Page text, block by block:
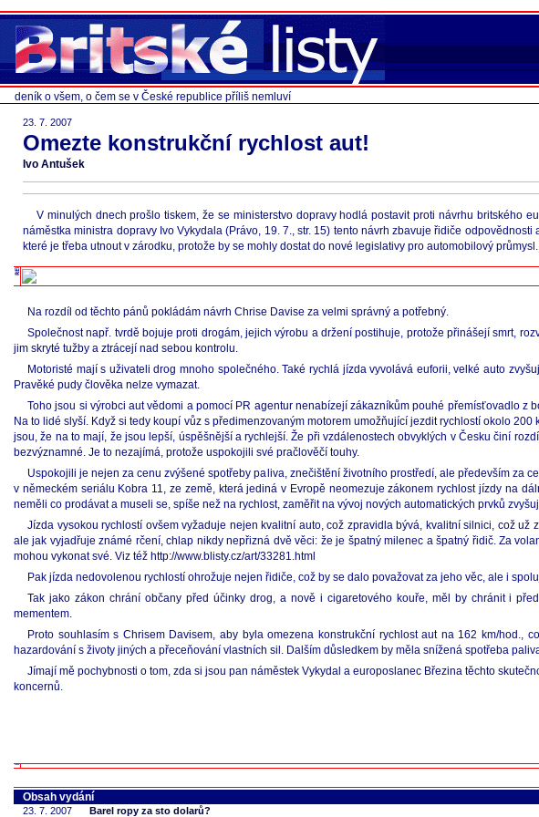
deník o všem, o čem se v České republice příliš nemluví
23. 7. 2007
Omezte konstrukční rychlost aut!
Ivo Antušek
V minulých dnech prošlo tiskem, že se ministerstvo dopravy hodlá postavit proti návrhu britského
náměstka ministra dopravy Ivo Vykydala (Právo, 19. 7., str. 15) tento návrh zbavuje řidiče
které je třeba utnout v zárodku, protože by se mohly dostat do nové legislativy pro automobilový průmysl.
Na rozdíl od těchto pánů pokládám návrh Chrise Davise za velmi správný a potřebný.
Společnost např. tvrdě bojuje proti drogám, jejich výrobu a držení postihuje, protože přinášejí smrt,
jim skryté tužby a ztrácejí nad sebou kontrolu.
Motoristé mají s uživateli drog mnoho společného. Také rychlá jízda vyvolává euforii, velké auto
Pravěké pudy člověka nelze vymazat.
Toho jsou si výrobci aut vědomi a pomocí PR agentur nenabízejí zákazníkům pouhé přemísťovadlo z
Na to lidé slyší. Když si tedy koupí vůz s předimenzovaným motorem umožňující jezdit rychlostí okolo
jsou, že na to mají, že jsou lepší, úspěšnější a rychlejší. Že při vzdálenostech obvyklých v Česku činí
bezvýznamné. Je to nezajímá, protože uspokojili své pračlověčí touhy.
Uspokojili je nejen za cenu zvýšené spotřeby paliva, znečištění životního prostředí, ale především za
v německém seriálu Kobra 11, ze země, která jediná v Evropě neomezuje zákonem rychlost jízdy na
neměli co prodávat a museli se, spíše než na rychlost, zaměřit na vývoj nových automatických prvků
Jízda vysokou rychlostí ovšem vyžaduje nejen kvalitní auto, což zpravidla bývá, kvalitní silnici, což
ale jak vyjadřuje známé rčení, chlap nikdy nepřizná dvě věci: že je špatný milenec a špatný řidič. Za
mohou vykonat své. Viz též http://www.blisty.cz/art/33281.html
Pak jízda nedovolenou rychlostí ohrožuje nejen řidiče, což by se dalo považovat za jeho věc, ale i
Tak jako zákon chrání občany před účinky drog, a nově i cigaretového kouře, měl by chránit i
mementem.
Proto souhlasím s Chrisem Davisem, aby byla omezena konstrukční rychlost aut na 162 km/
hazardování s životy jiných a přeceňování vlastních sil. Dalším důsledkem by měla snížená spotřeba
Jímají mě pochybnosti o tom, zda si jsou pan náměstek Vykydal a europoslanec Březina těchto
koncernů.
Obsah vydání
23. 7. 2007 Barel ropy za sto dolarů?